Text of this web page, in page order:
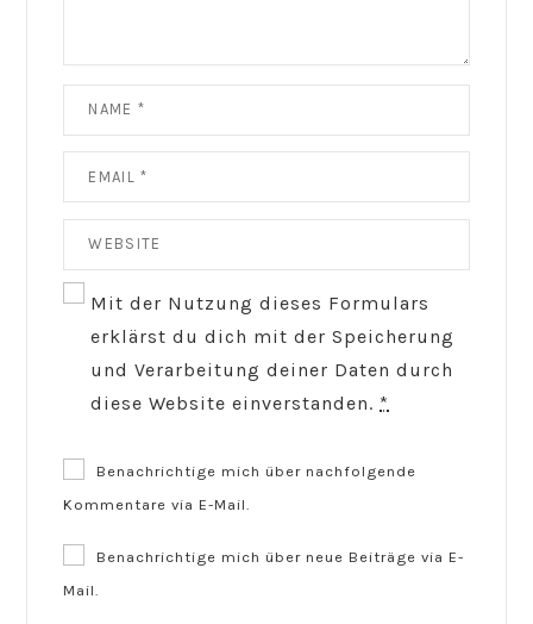
Mit der Nutzung dieses Formulars
erklärst du dich mit der Speicherung
und Verarbeitung deiner Daten durch
diese Website einverstanden. *
Benachrichtige mich über nachfolgende
Kommentare via E-Mail.
Benachrichtige mich über neue Beiträge via E-
Mail.